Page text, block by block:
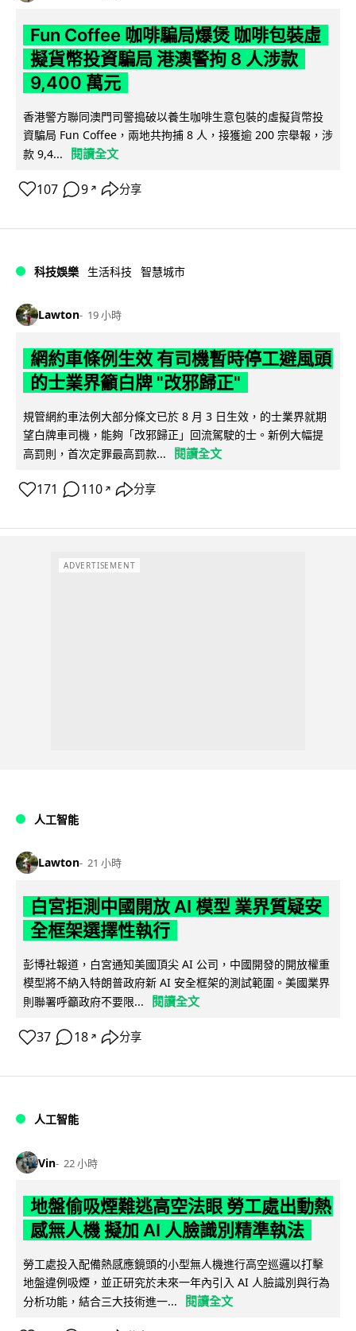
Fun Coffee 咖啡騙局爆煲 咖啡包裝虛
擬貨幣投資騙局 港澳警拘 8 人涉款
9,400 萬元
香港警方聯同澳門司警搗破以養生咖啡生意包裝的虛擬貨幣投
資騙局 Fun Coffee，兩地共拘捕 8 人，接獲逾 200 宗舉報，涉
款 9,4...
閱讀全文
107 9 ↗ 分享
科技娛樂 生活科技 智慧城市
Lawton 19 小時
網約車條例生效 有司機暫時停工避風頭
的士業界籲白牌 "改邪歸正"
規管網約車法例大部分條文已於 8 月 3 日生效，的士業界就期
望白牌車司機，能夠「改邪歸正」回流駕駛的士。新例大幅提
高罰則，首次定罪最高罰款...
閱讀全文
171 110 ↗ 分享
ADVERTISEMENT
人工智能
Lawton 21 小時
白宮拒測中國開放 AI 模型 業界質疑安
全框架選擇性執行
彭博社報道，白宮通知美國頂尖 AI 公司，中國開發的開放權重
模型將不納入特朗普政府新 AI 安全框架的測試範圍。美國業界
則聯署呼籲政府不要限...
閱讀全文
37 18 ↗ 分享
人工智能
Vin 22 小時
地盤偷吸煙難逃高空法眼 勞工處出動熱
感無人機 擬加 AI 人臉識別精準執法
勞工處投入配備熱感應鏡頭的小型無人機進行高空巡邏以打擊
地盤違例吸煙，並正研究於未來一年內引入 AI 人臉識別與行為
分析功能，結合三大技術進一...
閱讀全文